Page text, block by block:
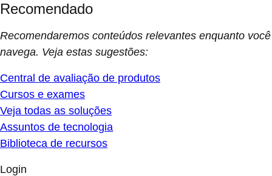
Recomendado
Recomendaremos conteúdos relevantes enquanto você
navega. Veja estas sugestões:
Central de avaliação de produtos
Cursos e exames
Veja todas as soluções
Assuntos de tecnologia
Biblioteca de recursos
Login